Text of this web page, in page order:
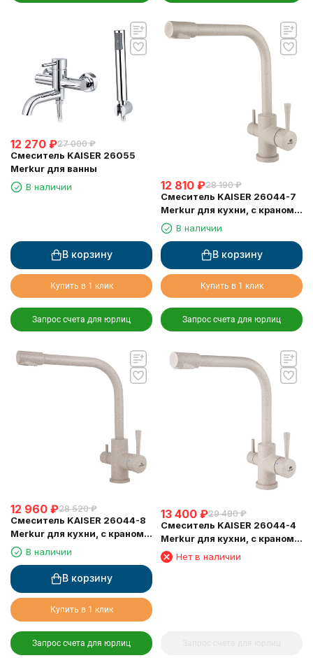
12 270 ₽27 000 ₽
Смеситель KAISER 26055
Merkur для ванны
В наличии
В корзину
Купить в 1 клик
Запрос счета для юрлиц
12 810 ₽28 190 ₽
Смеситель KAISER 26044-7
Merkur для кухни, с краном
для питьевой воды,
бежевый мрамор
В наличии
В корзину
Купить в 1 клик
Запрос счета для юрлиц
12 960 ₽28 520 ₽
Смеситель KAISER 26044-8
Merkur для кухни, с краном
для питьевой воды,
песочный
В наличии
В корзину
Купить в 1 клик
Запрос счета для юрлиц
13 400 ₽29 480 ₽
Смеситель KAISER 26044-4
Merkur для кухни, с краном
для питьевой воды,
песочный
Нет в наличии